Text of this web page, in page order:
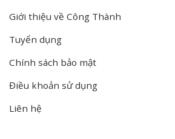
Giới thiệu về Công Thành
Tuyển dụng
Chính sách bảo mật
Điều khoản sử dụng
Liên hệ